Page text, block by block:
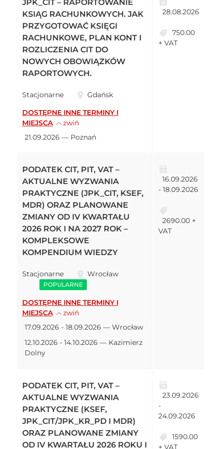
JPK_CIT – RAPORTOWANIE
KSIĄG RACHUNKOWYCH. JAK
PRZYGOTOWAĆ KSIĘGI
RACHUNKOWE, PLAN KONT I
ROZLICZENIA CIT DO
NOWYCH OBOWIĄZKÓW
RAPORTOWYCH.
Stacjonarne Gdańsk
DOSTĘPNE INNE TERMINY I
MIEJSCA
zwiń
21.09.2026 — Poznań
28.08.2026
750.00
+ VAT
PODATEK CIT, PIT, VAT –
AKTUALNE WYZWANIA
PRAKTYCZNE (JPK_CIT, KSEF,
MDR) ORAZ PLANOWANE
ZMIANY OD IV KWARTAŁU
2026 ROK I NA 2027 ROK –
KOMPLEKSOWE
KOMPENDIUM WIEDZY
Stacjonarne Wrocław
POPULARNE
DOSTĘPNE INNE TERMINY I
MIEJSCA
zwiń
17.09.2026 - 18.09.2026 — Wrocław
12.10.2026 - 14.10.2026 — Kazimierz
Dolny
16.09.2026
- 18.09.2026
2690.00 +
VAT
PODATEK CIT, PIT, VAT –
AKTUALNE WYZWANIA
PRAKTYCZNE (KSEF,
JPK_CIT/JPK_KR_PD I MDR)
ORAZ PLANOWANE ZMIANY
OD IV KWARTAŁU 2026 ROKU I
23.09.2026
-
24.09.2026
1590.00
+ VAT